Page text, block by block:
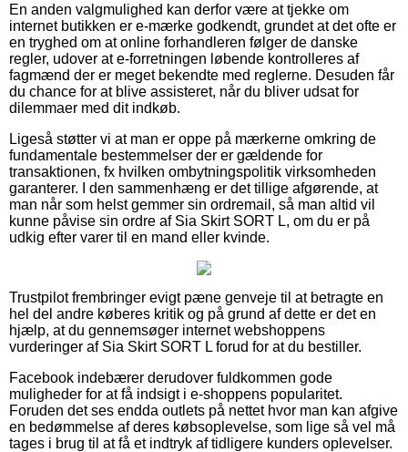
En anden valgmulighed kan derfor være at tjekke om
internet butikken er e-mærke godkendt, grundet at det ofte er
en tryghed om at online forhandleren følger de danske
regler, udover at e-forretningen løbende kontrolleres af
fagmænd der er meget bekendte med reglerne. Desuden får
du chance for at blive assisteret, når du bliver udsat for
dilemmaer med dit indkøb.
Ligeså støtter vi at man er oppe på mærkerne omkring de
fundamentale bestemmelser der er gældende for
transaktionen, fx hvilken ombytningspolitik virksomheden
garanterer. I den sammenhæng er det tillige afgørende, at
man når som helst gemmer sin ordremail, så man altid vil
kunne påvise sin ordre af Sia Skirt SORT L, om du er på
udkig efter varer til en mand eller kvinde.
Trustpilot frembringer evigt pæne genveje til at betragte en
hel del andre køberes kritik og på grund af dette er det en
hjælp, at du gennemsøger internet webshoppens
vurderinger af Sia Skirt SORT L forud for at du bestiller.
Facebook indebærer derudover fuldkommen gode
muligheder for at få indsigt i e-shoppens popularitet.
Foruden det ses endda outlets på nettet hvor man kan afgive
en bedømmelse af deres købsoplevelse, som lige så vel må
tages i brug til at få et indtryk af tidligere kunders oplevelser.